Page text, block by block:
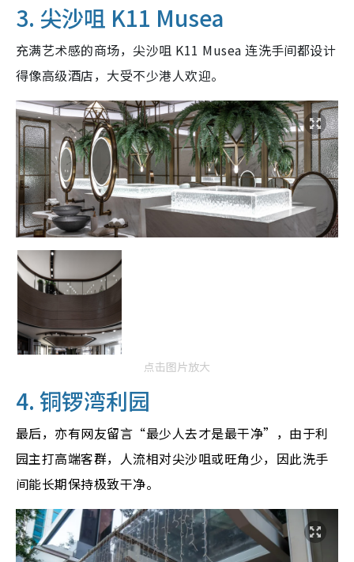
3. 尖沙咀 K11 Musea
充满艺术感的商场，尖沙咀 K11 Musea 连洗手间都设计
得像高级酒店，大受不少港人欢迎。
点击图片放大
4. 铜锣湾利园
最后，亦有网友留言“最少人去才是最干净”，由于利
园主打高端客群，人流相对尖沙咀或旺角少，因此洗手
间能长期保持极致干净。